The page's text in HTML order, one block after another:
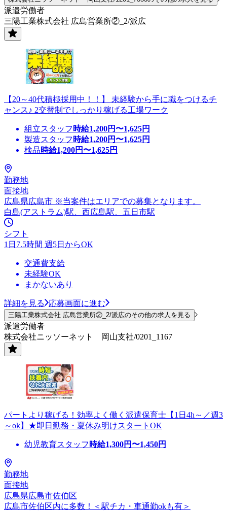
派遣労働者
三陽工業株式会社 広島営業所②_2/派広
【20～40代積極採用中！！】 未経験から手に職をつけるチ
ャンス♪ 2交替制でしっかり稼げる工場ワーク
組立スタッフ 時給1,200円〜1,625円
製造スタッフ 時給1,200円〜1,625円
検品時給1,200円〜1,625円
勤務地
面接地
広島県広島市 ※当案件はエリアでの募集となります。
白島(アストラム)駅、西広島駅、五日市駅
シフト
1日7.5時間 週5日からOK
交通費支給
未経験OK
まかないあり
詳細を見る 応募画面に進む
三陽工業株式会社 広島営業所②_2/派広のその他の求人を見る
派遣労働者
株式会社ニッソーネット 岡山支社/0201_1167
パートより稼げる！効率よく働く派遣保育士【1日4h～／週3
～ok】★即日勤務・夏休み明けスタートOK
幼児教育スタッフ 時給1,300円〜1,450円
勤務地
面接地
広島県広島市佐伯区
広島市佐伯区内に多数！＜駅チカ・車通勤okも有＞